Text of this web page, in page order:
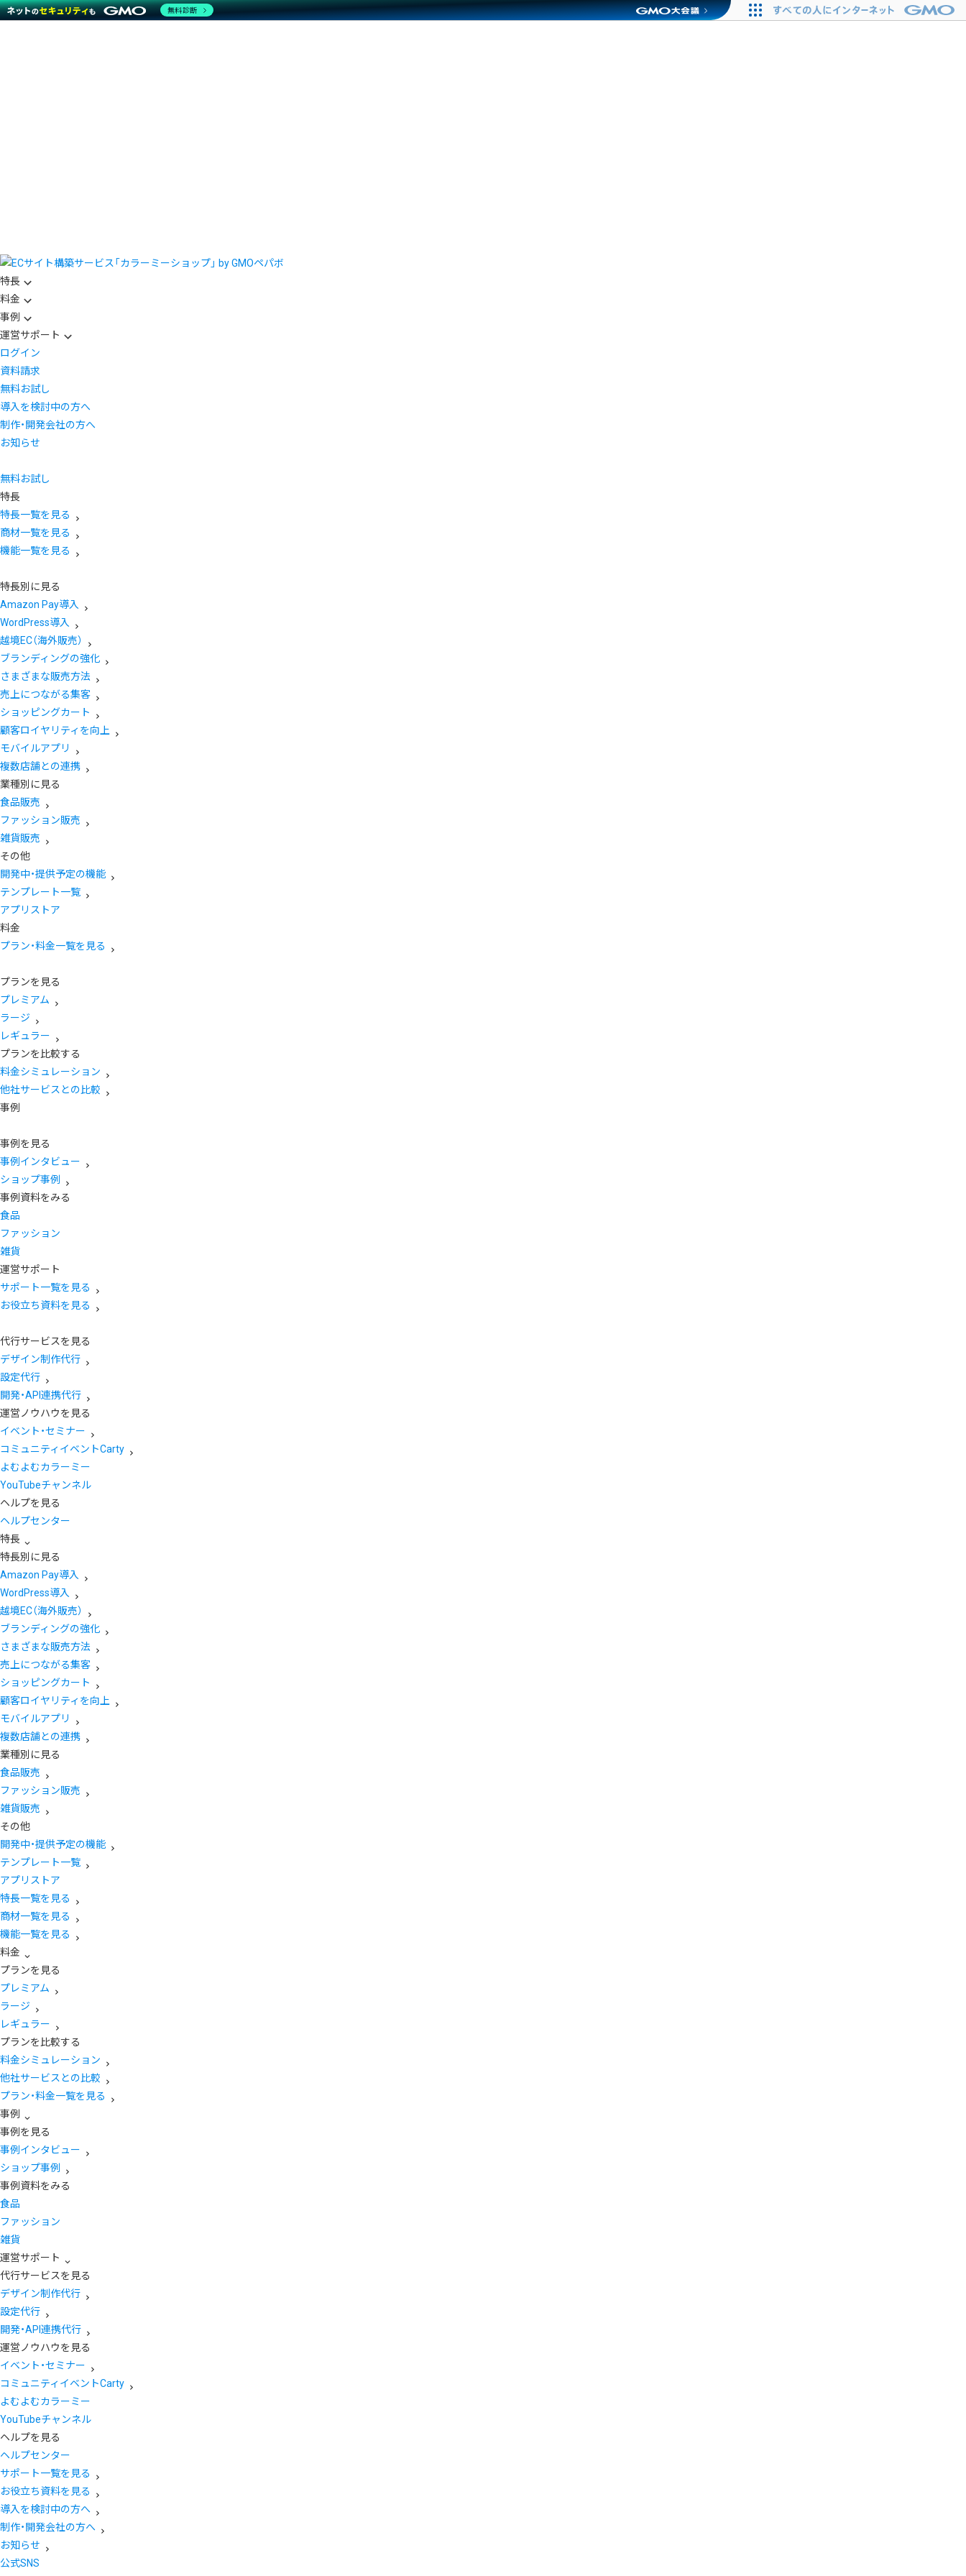
特長
料金
事例
運営サポート
ログイン
資料請求
無料お試し
導入を検討中の方へ
制作・開発会社の方へ
お知らせ
無料お試し
特長
特長一覧を見る
商材一覧を見る
機能一覧を見る
特長別に見る
Amazon Pay導入
WordPress導入
越境EC（海外販売）
ブランディングの強化
さまざまな販売方法
売上につながる集客
ショッピングカート
顧客ロイヤリティを向上
モバイルアプリ
複数店舗との連携
業種別に見る
食品販売
ファッション販売
雑貨販売
その他
開発中・提供予定の機能
テンプレート一覧
アプリストア
料金
プラン・料金一覧を見る
プランを見る
プレミアム
ラージ
レギュラー
プランを比較する
料金シミュレーション
他社サービスとの比較
事例
事例を見る
事例インタビュー
ショップ事例
事例資料をみる
食品
ファッション
雑貨
運営サポート
サポート一覧を見る
お役立ち資料を見る
代行サービスを見る
デザイン制作代行
設定代行
開発・API連携代行
運営ノウハウを見る
イベント・セミナー
コミュニティイベントCarty
よむよむカラーミー
YouTubeチャンネル
ヘルプを見る
ヘルプセンター
特長
特長別に見る
Amazon Pay導入
WordPress導入
越境EC（海外販売）
ブランディングの強化
さまざまな販売方法
売上につながる集客
ショッピングカート
顧客ロイヤリティを向上
モバイルアプリ
複数店舗との連携
業種別に見る
食品販売
ファッション販売
雑貨販売
その他
開発中・提供予定の機能
テンプレート一覧
アプリストア
特長一覧を見る
商材一覧を見る
機能一覧を見る
料金
プランを見る
プレミアム
ラージ
レギュラー
プランを比較する
料金シミュレーション
他社サービスとの比較
プラン・料金一覧を見る
事例
事例を見る
事例インタビュー
ショップ事例
事例資料をみる
食品
ファッション
雑貨
運営サポート
代行サービスを見る
デザイン制作代行
設定代行
開発・API連携代行
運営ノウハウを見る
イベント・セミナー
コミュニティイベントCarty
よむよむカラーミー
YouTubeチャンネル
ヘルプを見る
ヘルプセンター
サポート一覧を見る
お役立ち資料を見る
導入を検討中の方へ
制作・開発会社の方へ
お知らせ
公式SNS
無料診断